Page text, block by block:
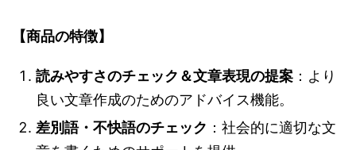
【商品の特徴】
読みやすさのチェック＆文章表現の提案 ：より
良い文章作成のためのアドバイス機能。
差別語・不快語のチェック ：社会的に適切な文